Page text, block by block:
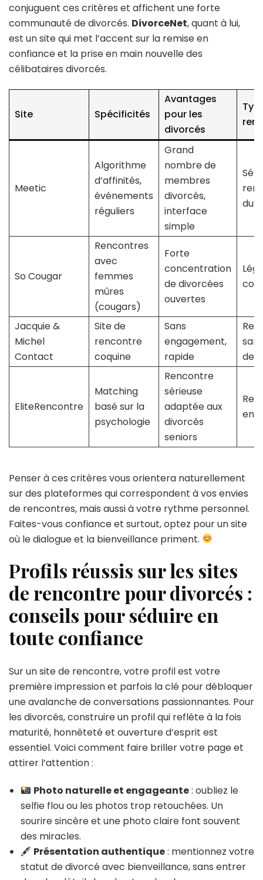
conjuguent ces critères et affichent une forte
communauté de divorcés. DivorceNet, quant à lui,
est un site qui met l’accent sur la remise en
confiance et la prise en main nouvelle des
célibataires divorcés.
Site Spécificités
Avantages
pour les
divorcés
Meetic
Algorithme
d’affinités,
événements
réguliers
Grand
nombre de
membres
divorcés,
interface
simple
So Cougar
Rencontres
avec
femmes
mûres
(cougars)
Forte
concentration
de divorcées
ouvertes
Jacquie &
Michel
Contact
Site de
rencontre
coquine
Sans
engagement,
rapide
de
EliteRencontre
Matching
basé sur la
psychologie
Rencontre
sérieuse
adaptée aux
divorcés
seniors
Penser à ces critères vous orientera naturellement
sur des plateformes qui correspondent à vos envies
de rencontres, mais aussi à votre rythme personnel.
Faites-vous confiance et surtout, optez pour un site
où le dialogue et la bienveillance priment.
Profils réussis sur les sites
de rencontre pour divorcés :
conseils pour séduire en
toute confiance
Sur un site de rencontre, votre profil est votre
première impression et parfois la clé pour débloquer
une avalanche de conversations passionnantes. Pour
les divorcés, construire un profil qui reflète à la fois
maturité, honnêteté et ouverture d’esprit est
essentiel. Voici comment faire briller votre page et
attirer l’attention :
Photo naturelle et engageante: oubliez le
selfie flou ou les photos trop retouchées. Un
sourire sincère et une photo claire font souvent
des miracles.
🖋 Présentation authentique: mentionnez votre
statut de divorcé avec bienveillance, sans entrer